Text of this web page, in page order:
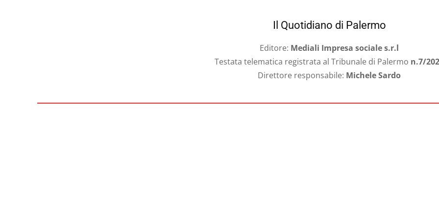
Il Quotidiano di Palermo
Editore: Mediali Impresa sociale s.r.l
Testata telematica registrata al Tribunale di Palermo n.7/
Direttore responsabile: Michele Sardo